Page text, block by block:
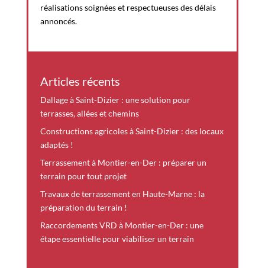
réalisations soignées et respectueuses des délais
annoncés.
Articles récents
Dallage à Saint-Dizier : une solution pour
terrasses, allées et chemins
Constructions agricoles à Saint-Dizier : des locaux
adaptés !
Terrassement à Montier-en-Der : préparer un
terrain pour tout projet
Travaux de terrassement en Haute-Marne : la
préparation du terrain !
Raccordements VRD à Montier-en-Der : une
étape essentielle pour viabiliser un terrain